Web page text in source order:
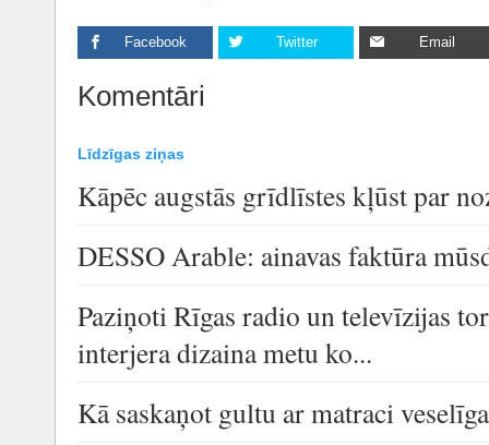
Facebook Twitter Email
Komentāri
Līdzīgas ziņas
Kāpēc augstās grīdlīstes kļūst par
DESSO Arable: ainavas faktūra
Paziņoti Rīgas radio un televīzijas
interjera dizaina metu ko...
Kā saskaņot gultu ar matraci